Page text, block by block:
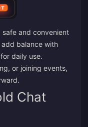
safe and convenient
balance with
daily use.
or joining events,
Chat